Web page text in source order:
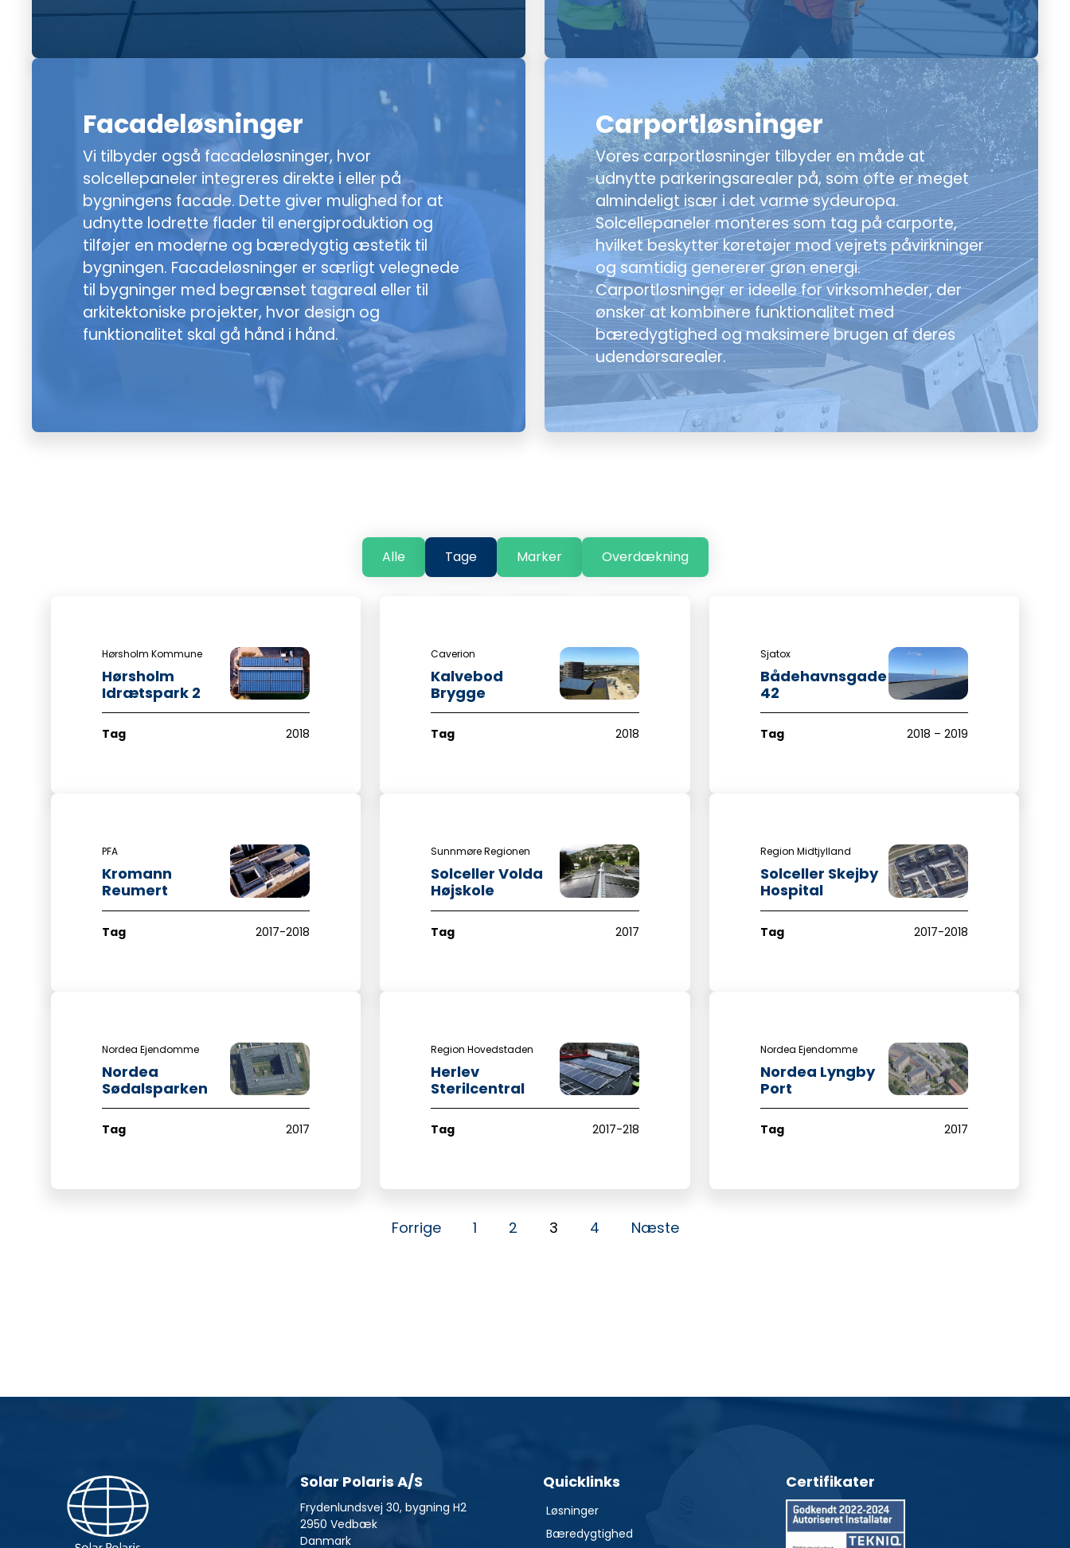
Facadeløsninger
Vi tilbyder også facadeløsninger, hvor
solcellepaneler integreres direkte i eller på
bygningens facade. Dette giver mulighed for at
udnytte lodrette flader til energiproduktion og
tilføjer en moderne og bæredygtig æstetik til
bygningen. Facadeløsninger er særligt velegnede
til bygninger med begrænset tagareal eller til
arkitektoniske projekter, hvor design og
funktionalitet skal gå hånd i hånd.
Carportløsninger
Vores carportløsninger tilbyder en måde at
udnytte parkeringsarealer på, som ofte er meget
almindeligt især i det varme sydeuropa.
Solcellepaneler monteres som tag på carporte,
hvilket beskytter køretøjer mod vejrets påvirkninger
og samtidig genererer grøn energi.
Carportløsninger er ideelle for virksomheder, der
ønsker at kombinere funktionalitet med
bæredygtighed og maksimere brugen af deres
udendørsarealer.
Alle Tage Marker Overdækning
Hørsholm Kommune
Hørsholm
Idrætspark 2
Tag 2018
Caverion
Kalvebod
Brygge
Tag 2018
Sjatox
Bådehavnsgade
42
Tag 2018 – 2019
PFA
Kromann
Reumert
Tag 2017-2018
Sunnmøre Regionen
Solceller Volda
Højskole
Tag 2017
Region Midtjylland
Solceller Skejby
Hospital
Tag 2017-2018
Nordea Ejendomme
Nordea
Sødalsparken
Tag 2017
Region Hovedstaden
Herlev
Sterilcentral
Tag 2017-218
Nordea Ejendomme
Nordea Lyngby
Port
Tag 2017
Forrige 1 2 3 4 Næste
Solar Polaris A/S
Frydenlundsvej 30, bygning H2
2950 Vedbæk
Danmark
Quicklinks
Løsninger
Bæredygtighed
Certifikater